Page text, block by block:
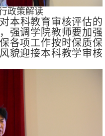
政策解读
本科教育审核评估的
强调学院教师要加强
各项工作按时保质保
貌迎接本科教学审核